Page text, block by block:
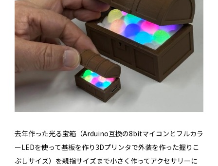
去年作った光る宝箱（Arduino互換の8bitマイコンとフルカラ
ーLEDを使って基板を作り3Dプリンタで外装を作った握りこ
ぶしサイズ）を親指サイズまで小さく作ってアクセサリーに